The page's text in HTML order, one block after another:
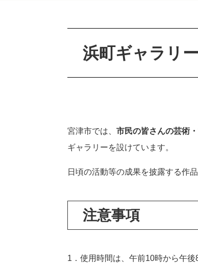
浜町ギャラリ
宮津市では、 市民の皆さんの芸術
ギャラリーを設けています。
日頃の活動等の成果を披露する作
注意事項
1．使用時間は、午前10時から午後